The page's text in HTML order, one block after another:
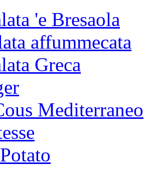
'e Bresaola
affummecata
Greca
Mediterraneo